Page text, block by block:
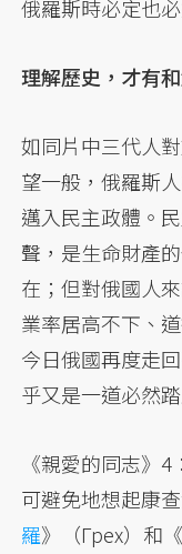
俄羅斯時必定也
理解歷史，才有
如同片中三代人
望一般，俄羅斯
邁入民主政體。
聲，是生命財產
在；但對俄國人
業率居高不下、
今日俄國再度走
乎又是一道必然
《親愛的同志》
可避免地想起康
羅》（Грех）和